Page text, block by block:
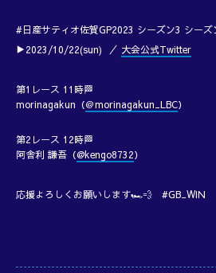
#日産サティオ佐賀GP2023 シーズン3 シーズ
▶2023/10/22(sun) ／ 大会公式Twitter
第1レース 11時🏁
morinagakun（＠morinagakun_LBC）
第2レース 12時🏁
阿舎利 謙吾（@kengo8732）
応援よろしくお願いします🏎️💨 #GB_WIN